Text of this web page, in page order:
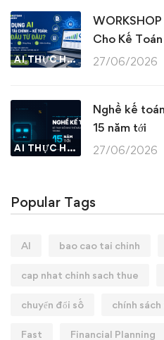
AI THỰC HÀNH
Cho Kế
27/06/2026
AI THỰC HÀNH
Nghề kế
15 năm tới
27/06/2026
Popular Tags
AI bao cao tai chinh
cap nhat chinh sach thue
chuyển đổi số chính
Fast Financial Planning